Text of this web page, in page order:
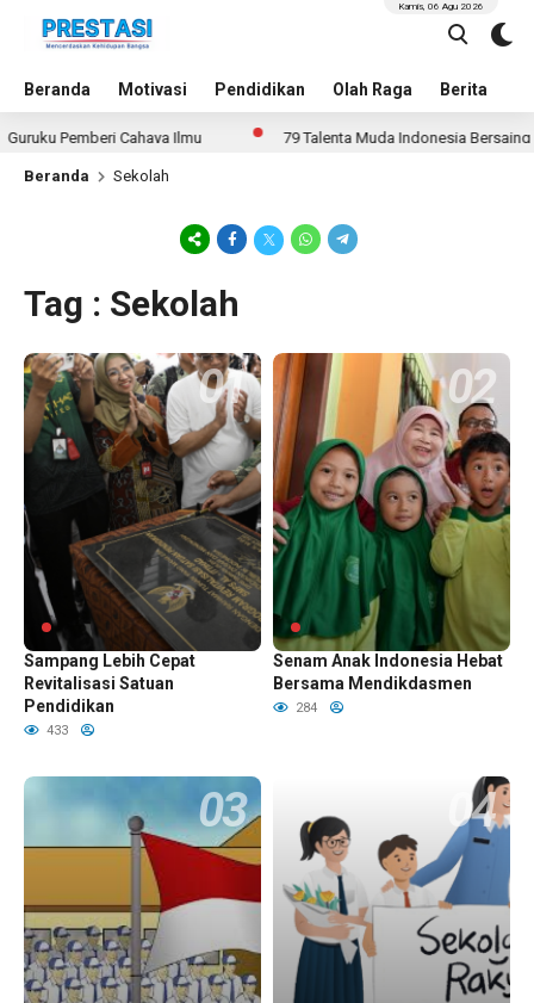
Beranda Motivasi Pendidikan Olah Raga Berita
Kamis, 06 Agu 2026
Pemberi Cahaya Ilmu 79 Talenta Muda Indonesia Bersaing di 14
Beranda Sekolah
Tag : Sekolah
Apresiasi Mendikdasmen,
Sampang Lebih Cepat
Revitalisasi Satuan
Pendidikan
433
Siswa SD di Pamulang Gelar
Senam Anak Indonesia Hebat
Bersama Mendikdasmen
284